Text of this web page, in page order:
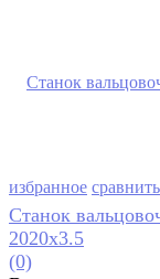
избранное сравнить
Станок
2020х3.5
(0)